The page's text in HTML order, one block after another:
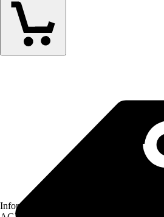
Informationen des Verkäufers, wie z. B.